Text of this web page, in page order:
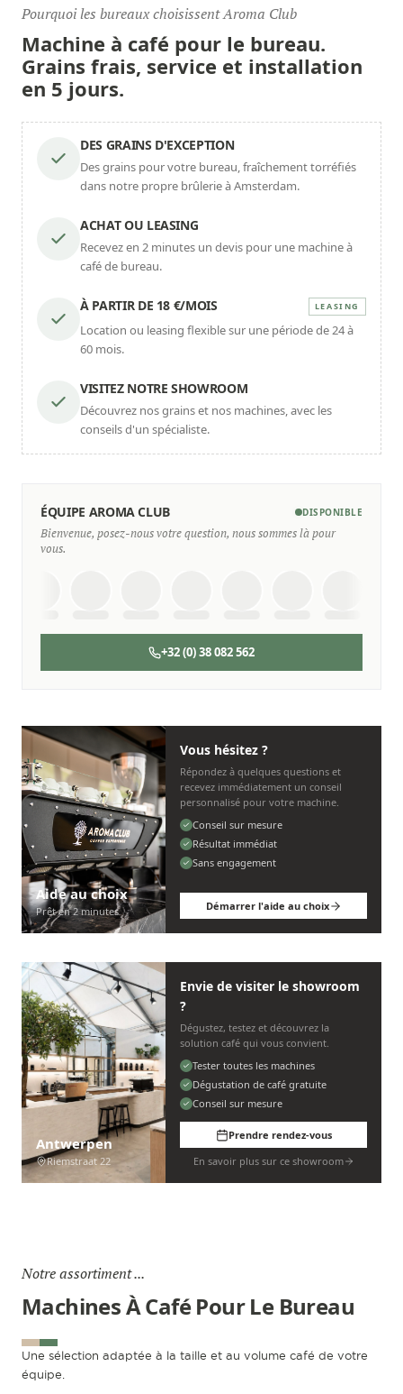
Pourquoi les bureaux choisissent Aroma Club
Machine à café pour le bureau.
Grains frais, service et installation
en 5 jours.
DES GRAINS D'EXCEPTION
Des grains pour votre bureau, fraîchement torréfiés
dans notre propre brûlerie à Amsterdam.
ACHAT OU LEASING
Recevez en 2 minutes un devis pour une machine à
café de bureau.
À PARTIR DE 18 €/MOIS LEASING
Location ou leasing flexible sur une période de 24 à
60 mois.
VISITEZ NOTRE SHOWROOM
Découvrez nos grains et nos machines, avec les
conseils d'un spécialiste.
ÉQUIPE AROMA CLUB DISPONIBLE
Bienvenue, posez-nous votre question, nous sommes là pour
vous.
+32 (0) 38 082 562
Aide au choix
Prêt en 2 minutes
Vous hésitez ?
Répondez à quelques questions et
recevez immédiatement un conseil
personnalisé pour votre machine.
Conseil sur mesure
Résultat immédiat
Sans engagement
Démarrer l'aide au choix
Antwerpen
Riemstraat 22
Envie de visiter le showroom
?
Dégustez, testez et découvrez la
solution café qui vous convient.
Tester toutes les machines
Dégustation de café gratuite
Conseil sur mesure
Prendre rendez-vous
En savoir plus sur ce showroom
Notre assortiment ...
Machines À Café Pour Le Bureau
Une sélection adaptée à la taille et au volume café de votre
équipe.